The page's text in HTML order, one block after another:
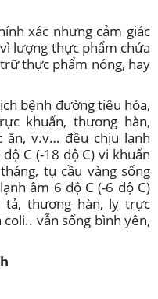
xác nhưng cảm giác
lượng thực phẩm chứa
thực phẩm nóng, hay
bệnh đường tiêu hóa,
khuẩn, thương hàn,
ăn, v.v… đều chịu lạnh
C (-18 độ C) vi khuẩn
tụ cầu vàng sống
âm 6 độ C (-6 độ C)
tả, thương hàn, lỵ trực
vẫn sống bình yên,